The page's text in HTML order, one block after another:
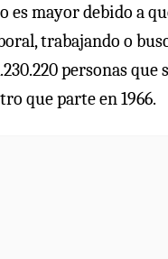
mayor debido a
trabajando o
personas
que parte en 1966.